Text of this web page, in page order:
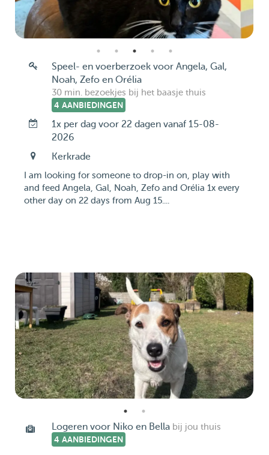
Speel- en voerberzoek voor Angela, Gal,
Noah, Zefo en Orélia
30 min. bezoekjes bij het baasje thuis
4 AANBIEDINGEN
1x per dag voor 22 dagen vanaf 15-08-
2026
Kerkrade
I am looking for someone to drop-in on, play with
and feed Angela, Gal, Noah, Zefo and Orélia 1x every
other day on 22 days from Aug 15....
Logeren voor Niko en Bella bij jou thuis
4 AANBIEDINGEN